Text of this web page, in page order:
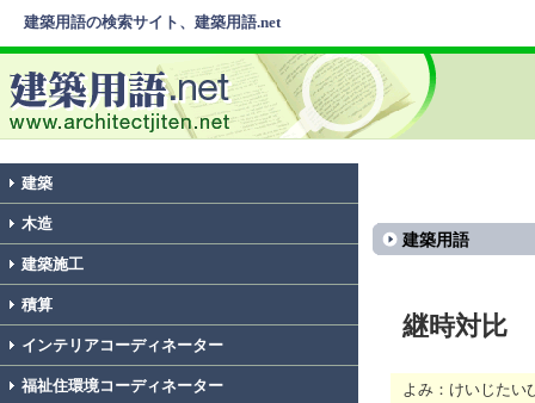
建築用語の検索サイト、建築用語.net
建築
木造
建築施工
積算
インテリアコーディネーター
福祉住環境コーディネーター
建築用語
継時対比
よみ：けいじたい